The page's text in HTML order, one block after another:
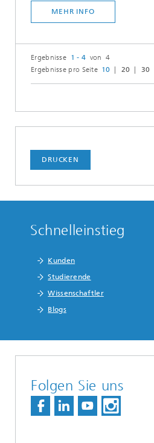
MEHR INFO
Ergebnisse 1 - 4 von 4
Ergebnisse pro Seite 10 20 30
DRUCKEN
Schnelleinstieg
Kunden
Studierende
Wissenschaftler
Blogs
Folgen Sie uns